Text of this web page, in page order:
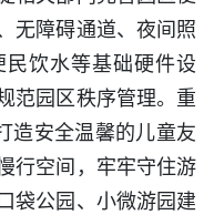
无障碍通道、夜间照
饮水等基础硬件设
范园区秩序管理。重
造安全温馨的儿童友
行空间，牢牢守住游
袋公园、小微游园建